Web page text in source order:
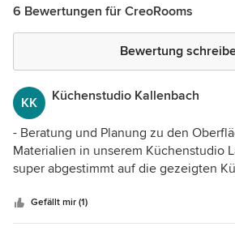
6 Bewertungen für CreoRooms
Bewertung
KK Küchenstudio Kallenbach
- Beratung und Planung zu den
Materialien in unserem Küchenstudio
super abgestimmt auf die gezeigten
besonders zu den Spann- und
Zusammenarbeit bei verschiedenen
Gefällt mir (1)